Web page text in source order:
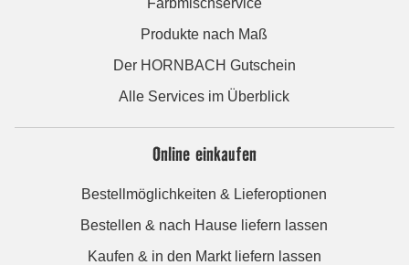
Farbmischservice
Produkte nach Maß
Der HORNBACH Gutschein
Alle Services im Überblick
Online einkaufen
Bestellmöglichkeiten & Lieferoptionen
Bestellen & nach Hause liefern lassen
Kaufen & in den Markt liefern lassen